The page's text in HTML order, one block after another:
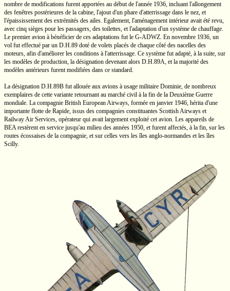
nombre de modifications furent apportées au début de l'année 1936, incluant l'allongement
des fenêtres postérieures de la cabine, l'ajout d'un phare d'atterrissage dans le nez, et
l'épaississement des extrémités des ailes. Egalement, l'aménagement intérieur avait été revu,
avec cinq sièges pour les passagers, des toilettes, et l'adaptation d'un système de chauffage.
Le premier avion à bénéficier de ces adaptations fut le G-ADWZ. En novembre 1936, un
vol fut effectué par un D.H.89 doté de volets placés de chaque côté des nacelles des
moteurs, afin d'améliorer les conditions à l'atterrissage. Ce système fut adapté, à la suite, sur
les modèles de production, la désignation devenant alors D.H.89A, et la majorité des
modèles antérieurs furent modifiées dans ce standard.
La désignation D.H.89B fut allouée aux avions à usage militaire Dominie, de nombreux
exemplaires de cette variante retournant au marché civil à la fin de la Deuxième Guerre
mondiale. La compagnie British European Airways, formée en janvier 1946, hérita d'une
importante flotte de Rapide, issus des compagnies constituantes Scottish Airways et
Railway Air Services, opérateur qui avait largement exploité cet avion. Les appareils de
BEArestèrent en service jusqu'au milieu des années 1950, et furent affectés, à la fin, sur les
routes écossaises de la compagnie, et sur celles vers les îles anglo-normandes et les îles
Scilly.